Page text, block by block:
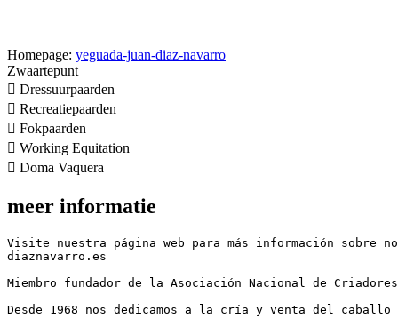
Homepage: yeguada-juan-diaz-navarro
Zwaartepunt
 Dressuurpaarden
 Recreatiepaarden
 Fokpaarden
 Working Equitation
 Doma Vaquera
meer informatie
Visite nuestra página web para más información sobre
diaznavarro.es
Miembro fundador de la Asociación Nacional de
Desde 1968 nos dedicamos a la cría y venta del caballo